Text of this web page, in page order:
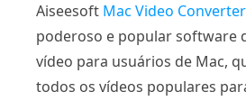
Aiseesoft Mac Video
poderoso e popular software
vídeo para usuários de Mac,
todos os vídeos populares